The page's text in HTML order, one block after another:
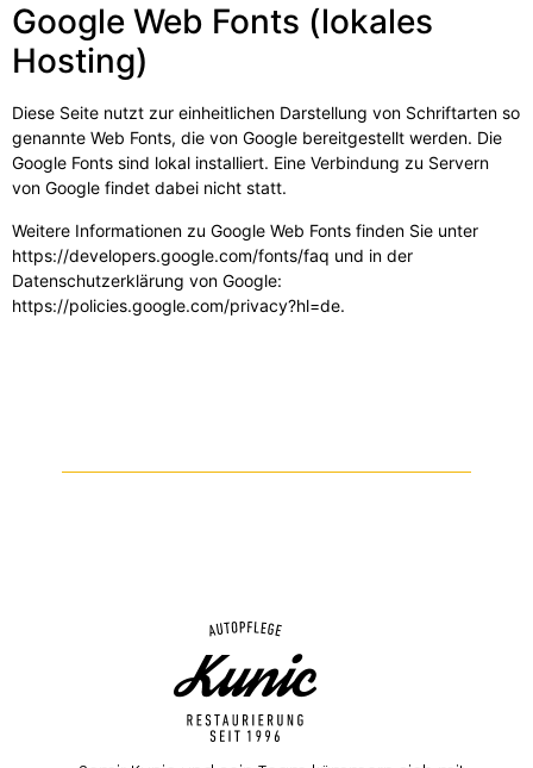
Google Web Fonts (lokales
Hosting)
Diese Seite nutzt zur einheitlichen Darstellung von Schriftarten so
genannte Web Fonts, die von Google bereitgestellt werden. Die
Google Fonts sind lokal installiert. Eine Verbindung zu Servern
von Google findet dabei nicht statt.
Weitere Informationen zu Google Web Fonts finden Sie unter
https://developers.google.com/fonts/faq und in der
Datenschutzerklärung von Google:
https://policies.google.com/privacy?hl=de.